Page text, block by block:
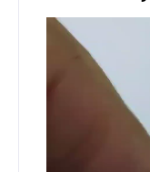
Tocador